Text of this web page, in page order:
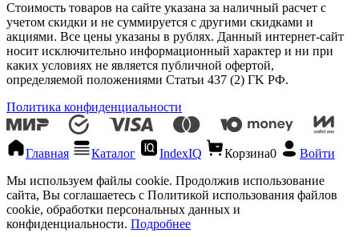
Стоимость товаров на сайте указана за наличный расчет с
учетом скидки и не суммируется с другими скидками и
акциями. Все цены указаны в рублях. Данный интернет-сайт
носит исключительно информационный характер и ни при
каких условиях не является публичной офертой,
определяемой положениями Статьи 437 (2) ГK РФ.
Политика конфиденциальности
Главная Каталог IndexIQ Корзина0
Войти
Мы используем файлы cookie. Продолжив использование
сайта, Вы соглашаетесь с Политикой использования файлов
cookie, обработки персональных данных и
конфиденциальности. Подробнее